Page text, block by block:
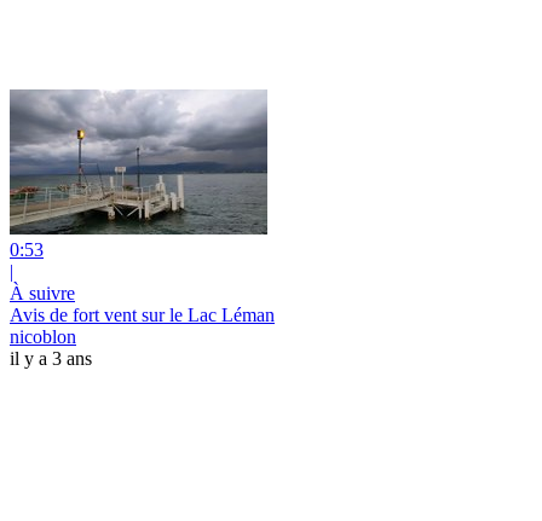
0:53
|
À suivre
Avis de fort vent sur le Lac Léman
nicoblon
il y a 3 ans